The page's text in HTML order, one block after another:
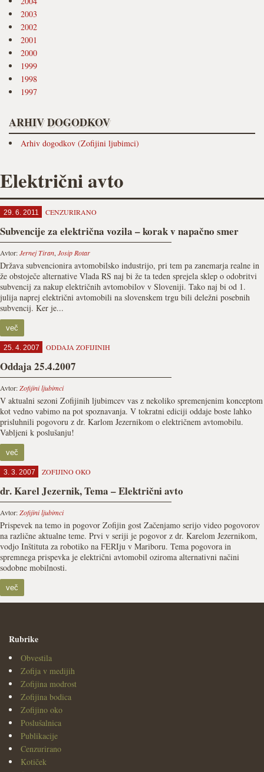
2003
2002
2001
2000
1999
1998
1997
ARHIV DOGODKOV
Arhiv dogodkov (Zofijini ljubimci)
Električni avto
29. 6. 2011 CENZURIRANO
Subvencije za električna vozila – korak v napačno smer
Avtor:Jernej Tiran, Josip Rotar
Država subvencionira avtomobilsko industrijo, pri tem pa zanemarja realne in
že obstoječe alternative Vlada RS naj bi že ta teden sprejela sklep o odobritvi
subvencij za nakup električnih avtomobilov v Sloveniji. Tako naj bi od 1.
julija naprej električni avtomobili na slovenskem trgu bili deležni posebnih
subvencij. Ker je...
več
25. 4. 2007 ODDAJA ZOFIJINIH
Oddaja 25.4.2007
Avtor:Zofijini ljubimci
V aktualni sezoni Zofijinih ljubimcev vas z nekoliko spremenjenim konceptom
kot vedno vabimo na pot spoznavanja. V tokratni ediciji oddaje boste lahko
prisluhnili pogovoru z dr. Karlom Jezernikom o električnem avtomobilu.
Vabljeni k poslušanju!
več
3. 3. 2007 ZOFIJINO OKO
dr. Karel Jezernik, Tema – Električni avto
Avtor:Zofijini ljubimci
Prispevek na temo in pogovor Zofijin gost Začenjamo serijo video pogovorov
na različne aktualne teme. Prvi v seriji je pogovor z dr. Karelom Jezernikom,
vodjo Inštituta za robotiko na FERIju v Mariboru. Tema pogovora in
spremnega prispevka je električni avtomobil oziroma alternativni načini
sodobne mobilnosti.
več
Rubrike
Obvestila
Zofija v medijih
Zofijina modrost
Zofijina bodica
Zofijino oko
Poslušalnica
Publikacije
Cenzurirano
Kotiček